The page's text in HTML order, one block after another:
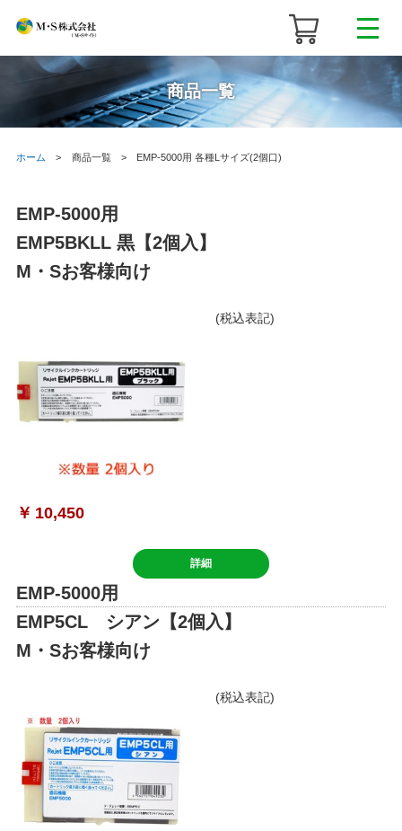
商品一覧
ホーム 商品一覧 EMP-5000用 各種Lサイズ(2個口)
EMP-5000用
EMP5BKLL 黒【2個入】
M・Sお客様向け
(税込表記)
￥ 10,450
詳細
EMP-5000用
EMP5CL シアン【2個入】
M・Sお客様向け
(税込表記)